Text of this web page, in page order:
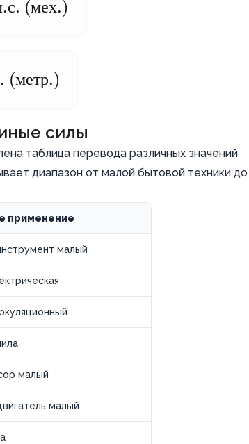
.с. (мех.)
. (метр.)
силы
таблица перевода различных значений
диапазон от малой бытовой техники до
применение
малый
малый
малый